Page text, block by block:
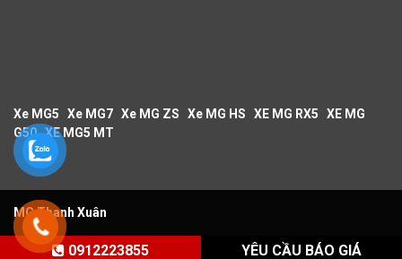
Xe MG5 Xe MG7 Xe MG ZS Xe MG HS XE MG RX5
XE MG
G50 XE MG5 MT
MG Thanh Xuân
0912223855 YÊU CẦU BÁO GIÁ